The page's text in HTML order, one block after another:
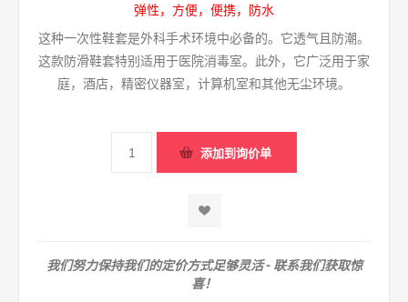
弹性，方便，便携，防水
这种一次性鞋套是外科手术环境中必备的。它透气且防潮。
这款防滑鞋套特别适用于医院消毒室。此外，它广泛用于家
庭，酒店，精密仪器室，计算机室和其他无尘环境。
我们努力保持我们的定价方式足够灵活 - 联系我们获取惊
喜！